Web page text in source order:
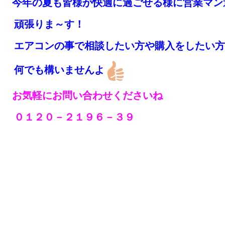
今年の夏も皆様が快適に過ごせる様に営業マン
頑張りま～す！
エアコンの事で相談したい方や購入をしたい
何でも構いませんよ
お気軽にお問い合わせくださいね
０１２０－２１９６－３９